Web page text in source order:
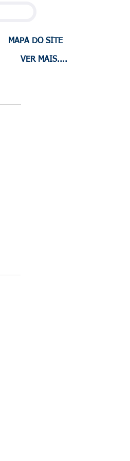
MAPA DO SITE
VER MAIS....